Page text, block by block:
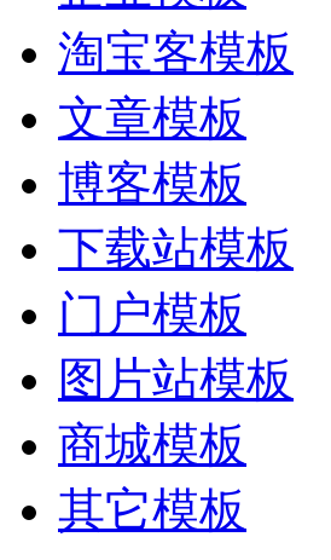
淘宝客模板
文章模板
博客模板
下载站模板
门户模板
图片站模板
商城模板
其它模板